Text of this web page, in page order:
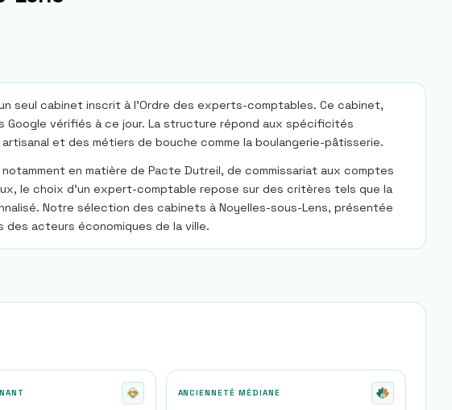
seul cabinet inscrit à l'Ordre des experts-comptables. Ce cabinet,
vérifiés à ce jour. La structure répond aux spécificités
et des métiers de bouche comme la boulangerie-pâtisserie.
en matière de Pacte Dutreil, de commissariat aux comptes
le choix d'un expert-comptable repose sur des critères tels que la
Notre sélection des cabinets à Noyelles-sous-Lens, présentée
acteurs économiques de la ville.
ANCIENNETÉ MÉDIANE